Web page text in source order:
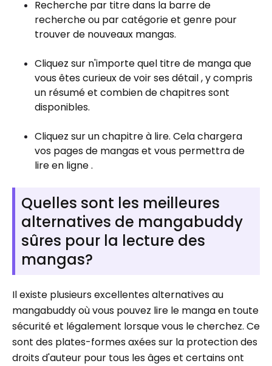
Recherche par titre dans la barre de
recherche ou par catégorie et genre pour
trouver de nouveaux mangas.
Cliquez sur n'importe quel titre de manga que
vous êtes curieux de voir ses détail , y compris
un résumé et combien de chapitres sont
disponibles.
Cliquez sur un chapitre à lire. Cela chargera
vos pages de mangas et vous permettra de
lire en ligne .
Quelles sont les meilleures
alternatives de mangabuddy
sûres pour la lecture des
mangas?
Il existe plusieurs excellentes alternatives au
mangabuddy où vous pouvez lire le manga en toute
sécurité et légalement lorsque vous le cherchez. Ce
sont des plates-formes axées sur la protection des
droits d'auteur pour tous les âges et certains ont